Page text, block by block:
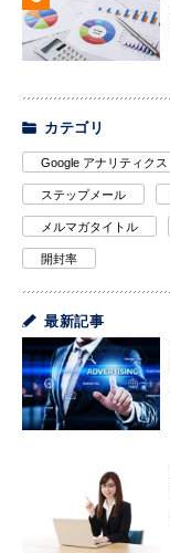
カテゴリ
Google アナリティクス
ステップメール
メルマガタイトル
開封率
最新記事